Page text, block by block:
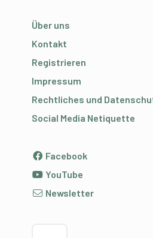
Über uns
Kontakt
Registrieren
Impressum
Rechtliches und
Social Media Netiquette
Facebook
YouTube
Newsletter